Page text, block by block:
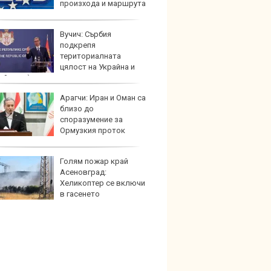
произхода и маршрута
Вучич: Сърбия
подкрепя
териториалната
цялост на Украйна и
ѝ път
Арагчи: Иран и Оман са
близо до
споразумение за
Ормузкия проток
Голям пожар край
Асеновград:
Хеликоптер се включи
в гасенето